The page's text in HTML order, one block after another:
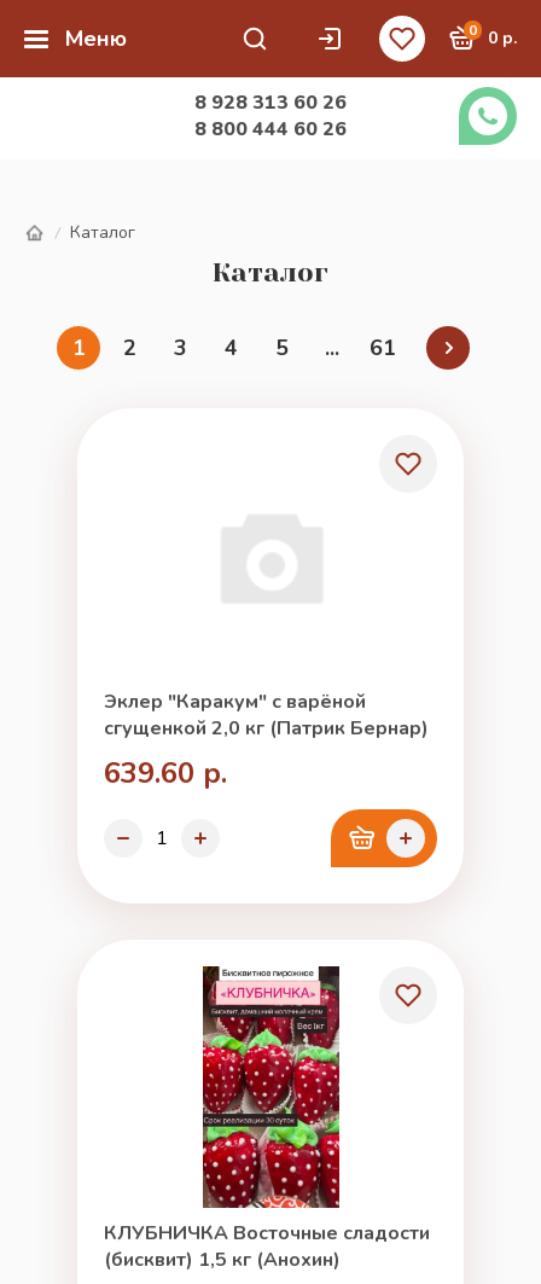
Меню 0 0 р.
8 928 313 60 26
8 800 444 60 26
/ Каталог
Каталог
1 2 3 4 5 ... 61
Эклер "Каракум" с варёной
сгущенкой 2,0 кг (Патрик Бернар)
639.60 р.
КЛУБНИЧКА Восточные сладости
(бисквит) 1,5 кг (Анохин)